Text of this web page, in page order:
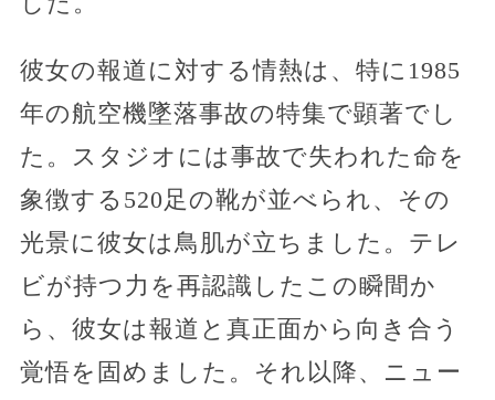
彼女の報道に対する情熱は、特に1985
年の航空機墜落事故の特集で顕著でし
た。スタジオには事故で失われた命を
象徴する520足の靴が並べられ、その
光景に彼女は鳥肌が立ちました。テレ
ビが持つ力を再認識したこの瞬間か
ら、彼女は報道と真正面から向き合う
覚悟を固めました。それ以降、ニュー